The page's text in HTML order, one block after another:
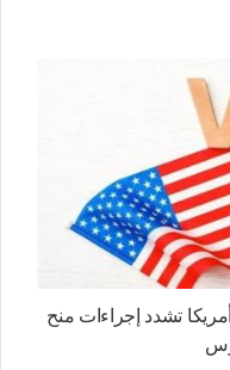
تشدد إجراءات منح